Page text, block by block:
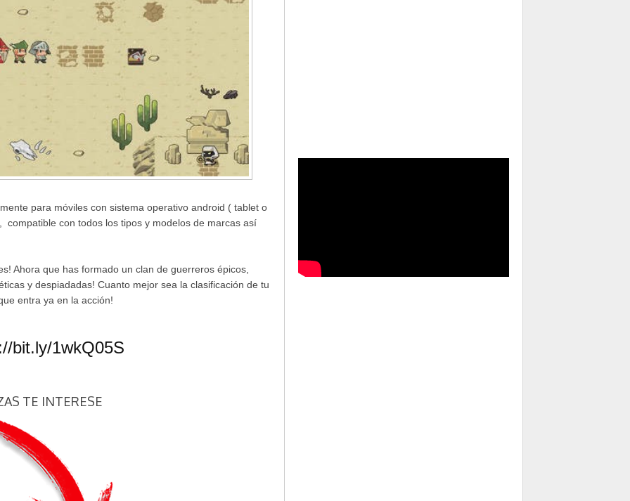
para móviles con sistema operativo android ( tablet o
con todos los tipos y modelos de marcas así
Ahora que has formado un clan de guerreros épicos,
y despiadadas! Cuanto mejor sea la clasificación de tu
entra ya en la acción!
bit.ly/1wkQ05S
TE INTERESE